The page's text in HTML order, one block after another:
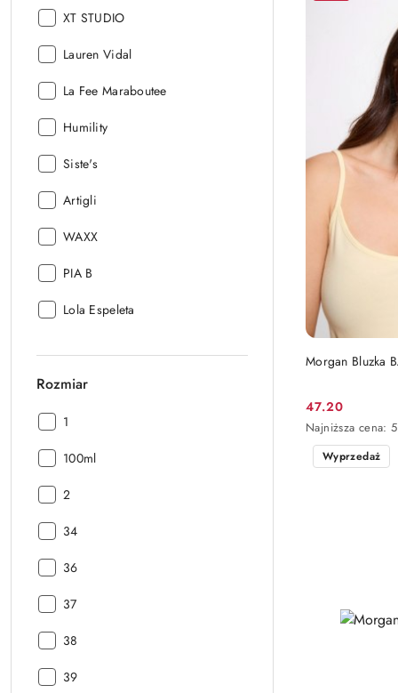
Producent:
XT STUDIO
Producent:
Lauren Vidal
Producent:
La Fee Maraboutee
Producent:
Humility
Producent:
Siste's
Producent:
Artigli
Producent:
WAXX
Producent:
PIA B
Producent:
Lola Espeleta
Rozmiar
Rozmiar:
1
Rozmiar:
100ml
Rozmiar:
2
Rozmiar:
34
Rozmiar:
36
Rozmiar:
37
Rozmiar:
38
Rozmiar:
39
Morgan Bluzka
Cena
promocyjna:
47.20
Najniższa
cena
Najniższa cena:
Wyprzedaż